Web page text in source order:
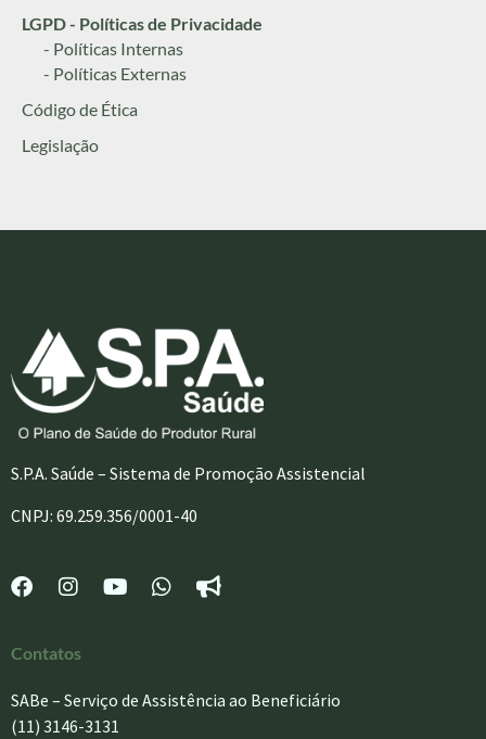
LGPD - Políticas de Privacidade
- Políticas Internas
- Políticas Externas
Código de Ética
Legislação
S.P.A. Saúde – Sistema de Promoção Assistencial
CNPJ: 69.259.356/0001-40
Contatos
SABe – Serviço de Assistência ao Beneficiário
(11) 3146-3131